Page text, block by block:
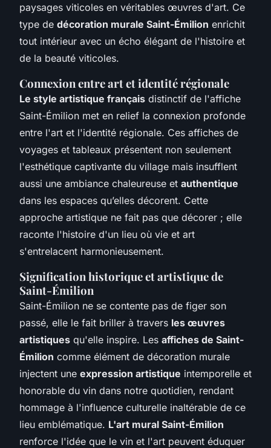
paysages viticoles en véritables œuvres d'art. Ce
type de décoration murale Saint-Émilion enrichit
tout intérieur avec un écho élégant de l'histoire et
de la beauté viticoles.
Connexion entre art et identité régionale
Le style artistique français distinctif de l'affiche
Saint-Émilion met en relief la connexion profonde
entre l'art et l'identité régionale. Ces affiches de
voyages et tableaux présentent non seulement
l'esthétique captivante du village mais insufflent
aussi une ambiance chaleureuse et authentique
dans les espaces qu’elles décorent. Cette
approche artistique ne fait pas que décorer ; elle
raconte l'histoire d'un lieu où vie et art
s'entrelacent harmonieusement.
Signification historique et artistique de
Saint-Émilion
Saint-Émilion ne se contente pas de figer son
passé, elle le fait briller à travers les œuvres
artistiques qu'elle inspire. Les affiches de Saint-
Émilion comme élément de décoration murale
injectent une expression artistique intemporelle et
honorable du vin dans notre quotidien, rendant
hommage à l'influence culturelle inaltérable de ce
lieu emblématique. L'art mural Saint-Émilion
renforce l'idée que le vin et l'art peuvent éduquer